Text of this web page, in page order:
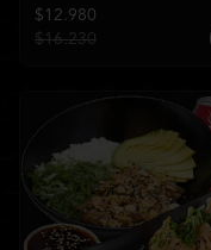
$12.980
$16.230